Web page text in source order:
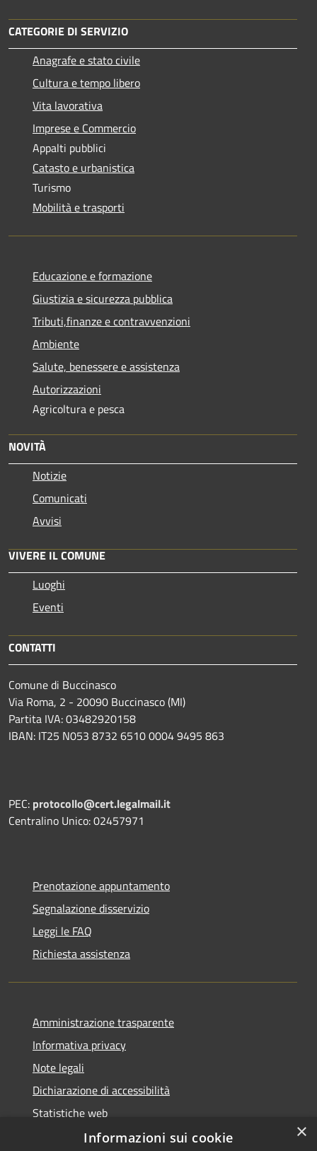
CATEGORIE DI SERVIZIO
Anagrafe e stato civile
Cultura e tempo libero
Vita lavorativa
Imprese e Commercio
Appalti pubblici
Catasto e urbanistica
Turismo
Mobilità e trasporti
Educazione e formazione
Giustizia e sicurezza pubblica
Tributi,finanze e contravvenzioni
Ambiente
Salute, benessere e assistenza
Autorizzazioni
Agricoltura e pesca
NOVITÀ
Notizie
Comunicati
Avvisi
VIVERE IL COMUNE
Luoghi
Eventi
CONTATTI
Comune di Buccinasco
Via Roma, 2 - 20090 Buccinasco (MI)
Partita IVA: 03482920158
IBAN: IT25 N053 8732 6510 0004 9495 863
PEC: protocollo@cert.legalmail.it
Centralino Unico: 02457971
Prenotazione appuntamento
Segnalazione disservizio
Leggi le FAQ
Richiesta assistenza
Amministrazione trasparente
Informativa privacy
Note legali
Dichiarazione di accessibilità
Statistiche web
×
Informazioni sui cookie